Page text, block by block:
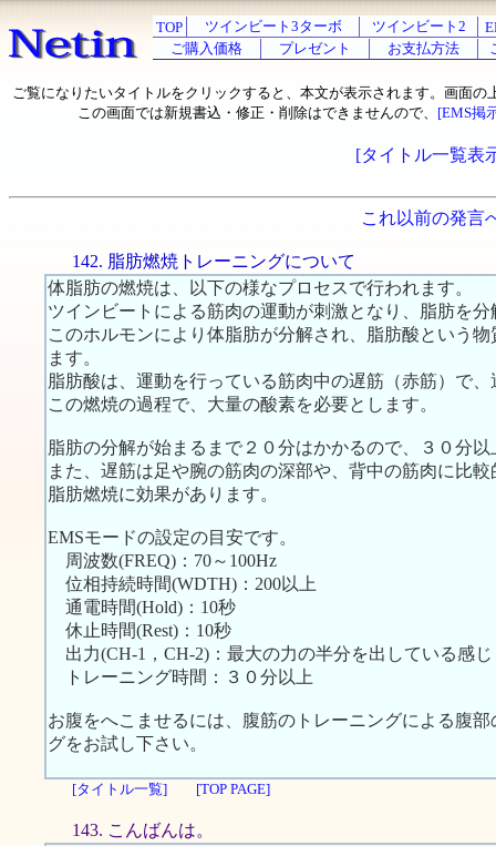
TOP ツインビート3ターボ ツインビート2
ご購入価格
プレゼント お支払方法
ご覧になりたいタイトルをクリックすると、本文が表示されます。画面の
この画面では新規書込・修正・削除はできませんので、 [EMS掲
[タイトル一覧表
これ以前の発言
142. 脂肪燃焼トレーニングについて
体脂肪の燃焼は、以下の様なプロセスで行われます。
ツインビートによる筋肉の運動が刺激となり、脂肪を
このホルモンにより体脂肪が分解され、脂肪酸という
ます。
脂肪酸は、運動を行っている筋肉中の遅筋（赤筋）で
この燃焼の過程で、大量の酸素を必要とします。
脂肪の分解が始まるまで２０分はかかるので、３０分
また、遅筋は足や腕の筋肉の深部や、背中の筋肉に比
脂肪燃焼に効果があります。
EMSモードの設定の目安です。
周波数(FREQ)：70～100Hz
位相持続時間(WDTH)：200以上
通電時間(Hold)：10秒
休止時間(Rest)：10秒
出力(CH-1，CH-2)：最大の力の半分を出している感じ
トレーニング時間：３０分以上
お腹をへこませるには、腹筋のトレーニングによる腹
グをお試し下さい。
[タイトル一覧] [TOP PAGE]
143. こんばんは。